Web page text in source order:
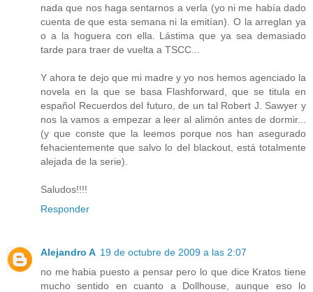
nada que nos haga sentarnos a verla (yo ni me había dado
cuenta de que esta semana ni la emitían). O la arreglan ya
o a la hoguera con ella. Lástima que ya sea demasiado
tarde para traer de vuelta a TSCC...
Y ahora te dejo que mi madre y yo nos hemos agenciado la
novela en la que se basa Flashforward, que se titula en
español Recuerdos del futuro, de un tal Robert J. Sawyer y
nos la vamos a empezar a leer al alimón antes de dormir...
(y que conste que la leemos porque nos han asegurado
fehacientemente que salvo lo del blackout, está totalmente
alejada de la serie).
Saludos!!!!
Responder
Alejandro A 19 de octubre de 2009 a las 2:07
no me habia puesto a pensar pero lo que dice Kratos tiene
mucho sentido en cuanto a Dollhouse, aunque eso lo